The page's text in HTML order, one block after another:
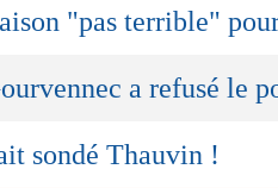
"pas terrible"
a refusé le
sondé Thauvin !